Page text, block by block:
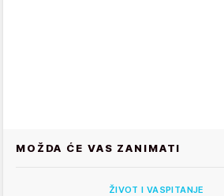
MOŽDA ĆE VAS ZANIMATI
ŽIVOT I VASPITANJE